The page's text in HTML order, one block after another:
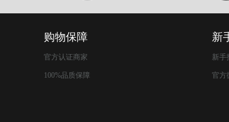
购物保障
官方认证商家
100%品质保障
新
新手
官方